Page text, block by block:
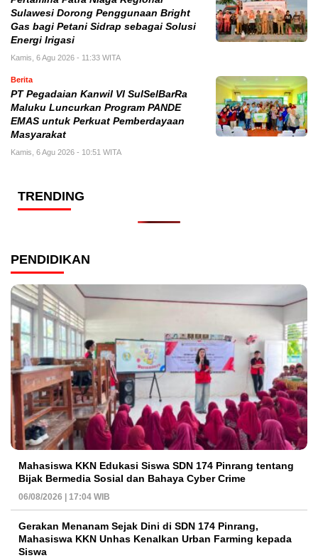
Sulawesi Dorong Penggunaan Bright
Gas bagi Petani Sidrap sebagai Solusi
Energi Irigasi
Kamis, 6 Agu 2026 - 11:33 WITA
Berita
PT Pegadaian Kanwil VI SulSelBarRa
Maluku Luncurkan Program PANDE
EMAS untuk Perkuat Pemberdayaan
Masyarakat
Kamis, 6 Agu 2026 - 10:51 WITA
TRENDING
PENDIDIKAN
Mahasiswa KKN Edukasi Siswa SDN 174 Pinrang tentang
Bijak Bermedia Sosial dan Bahaya Cyber Crime
06/08/2026 | 17:04 WIB
Gerakan Menanam Sejak Dini di SDN 174 Pinrang,
Mahasiswa KKN Unhas Kenalkan Urban Farming kepada
Siswa